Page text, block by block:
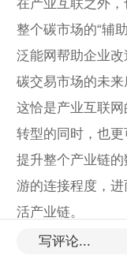
在产业互联之外
整个碳市场的“辅
泛能网帮助企业
碳交易市场的未来
这恰是产业互联
转型的同时，也更
提升整个产业链
游的连接程度，
活产业链。
作者| 皮 爷
写评论...